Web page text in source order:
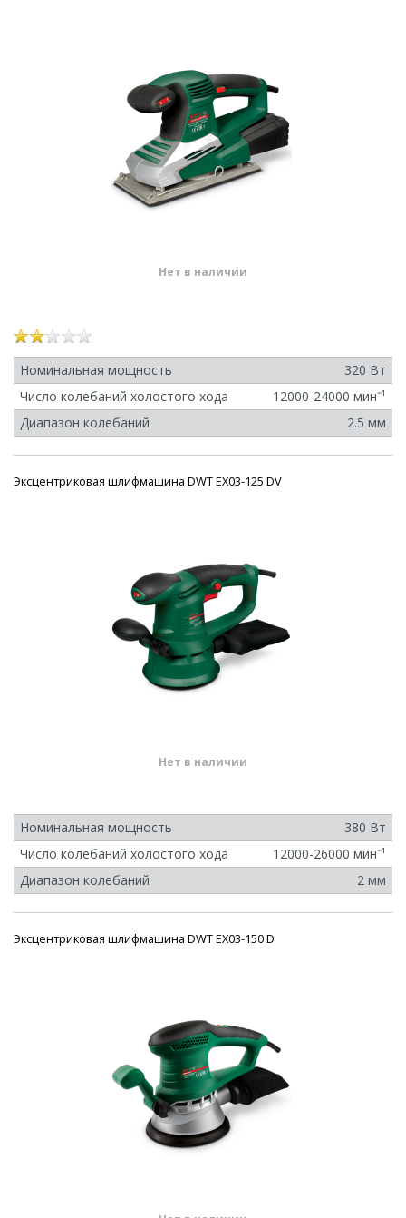
Нет в наличии
Номинальная мощность
320 Вт
Число колебаний холостого хода
12000-24000 минˉ¹
Диапазон колебаний
2.5 мм
Эксцентриковая шлифмашина DWT EX03-125 DV
Нет в наличии
Номинальная мощность
380 Вт
Число колебаний холостого хода
12000-26000 минˉ¹
Диапазон колебаний
2 мм
Эксцентриковая шлифмашина DWT EX03-150 D